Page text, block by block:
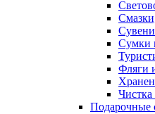
Сумки
Фляги
Чистка
Подарочные